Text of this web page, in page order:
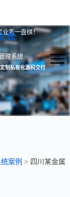
长
业务一盘棋！
理系统
制私有化源码交付
案例 > 四川某金属